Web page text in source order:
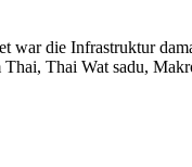
war die Infrastruktur
Thai Wat sadu,